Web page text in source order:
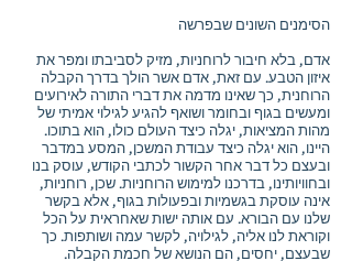
הסימנים השונים שבפרשה
אדם, בלא חיבור לרוחניות, מזיק לסביבתו ומפר את
איזון הטבע. עם זאת, אדם אשר הולך בדרך הקבלה
הרוחנית, כך שאינו מדמה את דברי התורה לאירועים
ומעשים בגוף ובחומר ושואף להגיע לגילוי אמיתי של
מהות המציאות, יגלה כיצד העולם כולו, הוא בתוכו.
היינו, הוא יגלה כיצד עבודת המשכן, המסע במדבר
ובעצם כל דבר אחר הקשור לכתבי הקודש, עוסק בנו
ובחוויותינו, בדרכנו למימוש הרוחניות. שכן, רוחניות,
אינה עוסקת בגשמיות ובפעולות בגוף, אלא בקשר
שלנו עם הבורא. עם אותה ישות שאחראית על הכל
וקוראת לנו אליה, לגילויה, לקשר עמה ושותפות. כך
שבעצם, יחסים, הם הנושא של חכמת הקבלה.